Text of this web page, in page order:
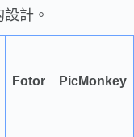
計。
Fotor PicMonkey